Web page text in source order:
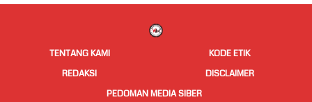
TENTANG KAMI
KODE ETIK
REDAKSI
DISCLAIMER
PEDOMAN MEDIA SIBER